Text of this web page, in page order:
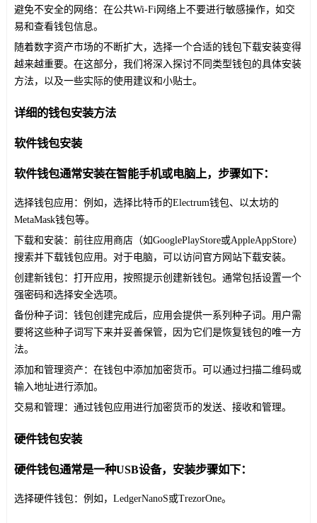
避免不安全的网络：在公共Wi-Fi网络上不要进行敏感操作，如交
易和查看钱包信息。
随着数字资产市场的不断扩大，选择一个合适的钱包下载安装变得
越来越重要。在这部分，我们将深入探讨不同类型钱包的具体安装
方法，以及一些实际的使用建议和小贴士。
详细的钱包安装方法
软件钱包安装
软件钱包通常安装在智能手机或电脑上，步骤如下：
选择钱包应用：例如，选择比特币的Electrum钱包、以太坊的
MetaMask钱包等。
下载和安装：前往应用商店（如GooglePlayStore或AppleAppStore）
搜索并下载钱包应用。对于电脑，可以访问官方网站下载安装。
创建新钱包：打开应用，按照提示创建新钱包。通常包括设置一个
强密码和选择安全选项。
备份种子词：钱包创建完成后，应用会提供一系列种子词。用户需
要将这些种子词写下来并妥善保管，因为它们是恢复钱包的唯一方
法。
添加和管理资产：在钱包中添加加密货币。可以通过扫描二维码或
输入地址进行添加。
交易和管理：通过钱包应用进行加密货币的发送、接收和管理。
硬件钱包安装
硬件钱包通常是一种USB设备，安装步骤如下：
选择硬件钱包：例如，LedgerNanoS或TrezorOne。